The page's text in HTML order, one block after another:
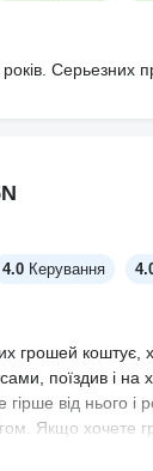
Серьезних
4.0 Керування
коштує,
поїздив і на
гірше від нього
Якщо
на ньому і горя не